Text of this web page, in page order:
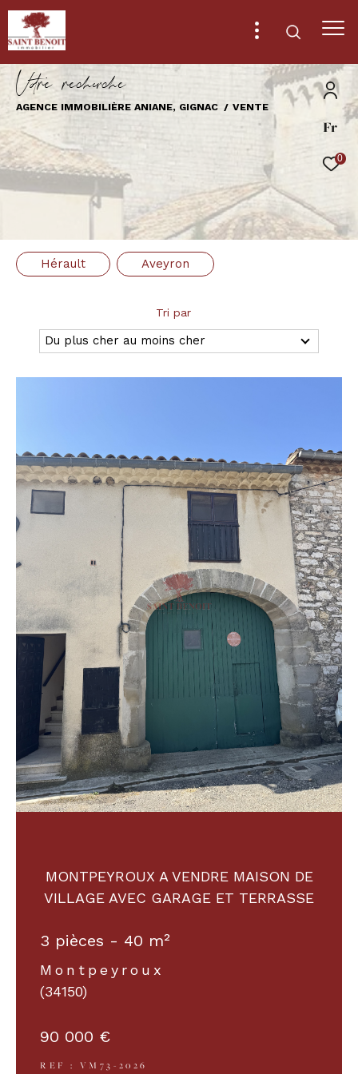
Fr
0
Vore recece
AGENCE IMMOBILIÈRE ANIANE, GIGNAC VENTE
Hérault Aveyron
Tri par
Du plus cher au moins cher
MONTPEYROUX A VENDRE MAISON DE
VILLAGE AVEC GARAGE ET TERRASSE
3 pièces - 40 m²
Montpeyroux
(34150)
90 000 €
REF : VM73-2026
Effectuer une recherche
et trouver le bien qui correspond à vos
critères
Vente
Type
Ville
Surface
Pièces
Pièces
AFFINER LES CRITÈRES
TERRASSE PARKING PISCINE
FILTRER PAR
COUPS DE COEUR EXCLUSIVITÉS
RECHERCHER